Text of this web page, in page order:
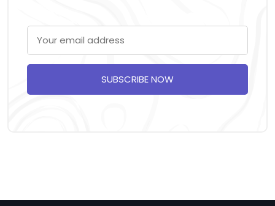
SUBSCRIBE NOW